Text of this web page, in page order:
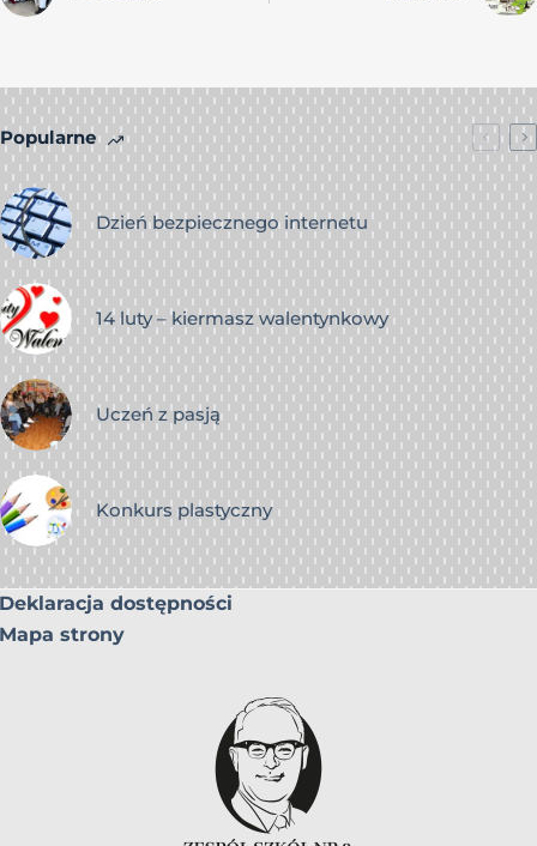
Popularne
Dzień bezpiecznego internetu
14 luty – kiermasz walentynkowy
Uczeń z pasją
Konkurs plastyczny
Deklaracja dostępności
Mapa strony